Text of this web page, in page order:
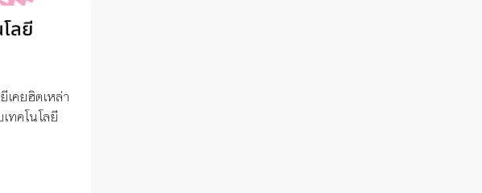
ลยี
เคยฮิตเหล่า
ทคโนโลยี